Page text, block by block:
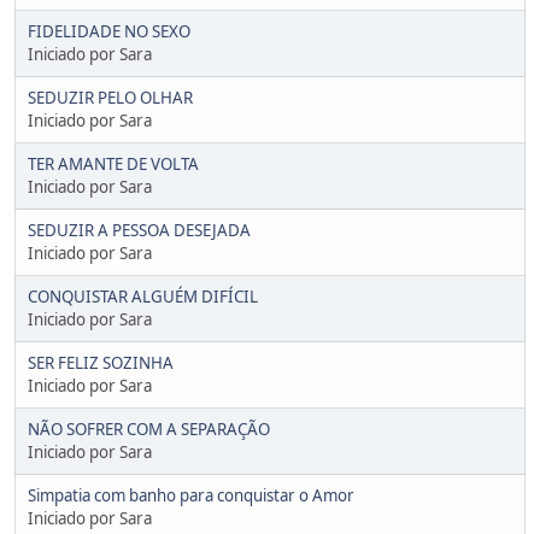
FIDELIDADE NO SEXO
Iniciado por Sara
SEDUZIR PELO OLHAR
Iniciado por Sara
TER AMANTE DE VOLTA
Iniciado por Sara
SEDUZIR A PESSOA DESEJADA
Iniciado por Sara
CONQUISTAR ALGUÉM DIFÍCIL
Iniciado por Sara
SER FELIZ SOZINHA
Iniciado por Sara
NÃO SOFRER COM A SEPARAÇÃO
Iniciado por Sara
Simpatia com banho para conquistar o Amor
Iniciado por Sara